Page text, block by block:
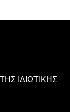
ΙΔΙΩΤΙΚΗΣ